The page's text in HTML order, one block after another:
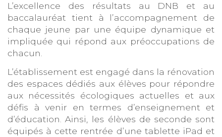
L’excellence des résultats au DNB et au
baccalauréat tient à l’accompagnement de
chaque jeune par une équipe dynamique et
impliquée qui répond aux préoccupations de
chacun.
L’établissement est engagé dans la rénovation
des espaces dédiés aux élèves pour répondre
aux nécessités écologiques actuelles et aux
défis à venir en termes d’enseignement et
d’éducation. Ainsi, les élèves de seconde sont
équipés à cette rentrée d’une tablette iPad et